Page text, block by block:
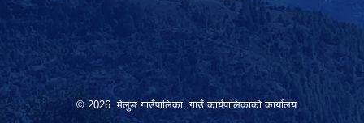
© 2026 मेलुङ गाउँपालिका, गाउँ कार्यपालिकाको कार्यालय